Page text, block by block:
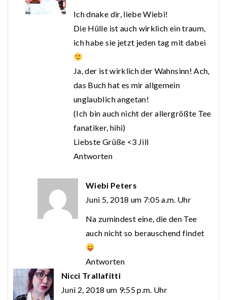
Ich dnake dir, liebe Wiebi!
Die Hülle ist auch wirklich ein traum,
ich habe sie jetzt jeden tag mit dabei
Ja, der ist wirklich der Wahnsinn! Ach,
das Buch hat es mir allgemein
unglaublich angetan!
(Ich bin auch nicht der allergrößte Tee
fanatiker, hihi)
Liebste Grüße <3 Jill
Antworten
Wiebi Peters
Juni 5, 2018 um 7:05 a.m. Uhr
Na zumindest eine, die den Tee
auch nicht so berauschend findet
Antworten
Nicci Trallafitti
Juni 2, 2018 um 9:55 p.m. Uhr